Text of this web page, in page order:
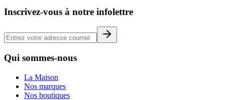
Inscrivez-vous à notre infolettre
Qui sommes-nous
La Maison
Nos marques
Nos boutiques